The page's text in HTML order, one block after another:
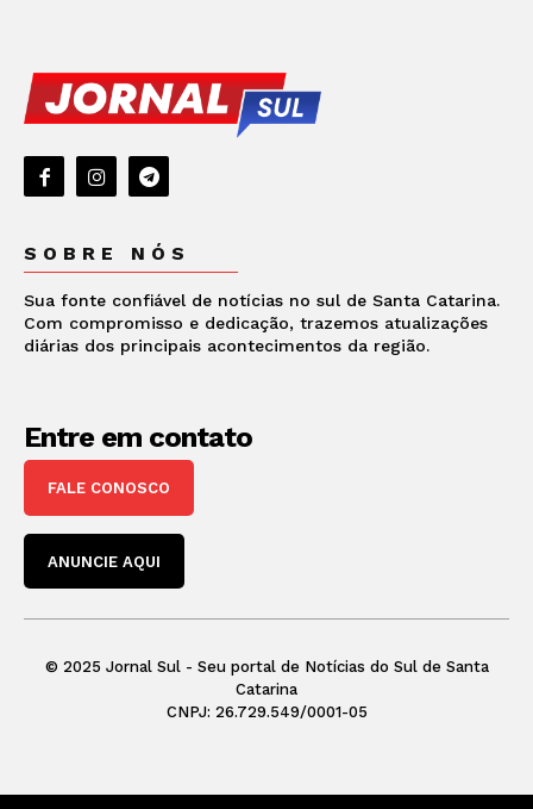
SOBRE NÓS
Sua fonte confiável de notícias no sul de Santa Catarina.
Com compromisso e dedicação, trazemos atualizações
diárias dos principais acontecimentos da região.
Entre em contato
FALE CONOSCO
ANUNCIE AQUI
© 2025 Jornal Sul - Seu portal de Notícias do Sul de Santa
Catarina
CNPJ: 26.729.549/0001-05